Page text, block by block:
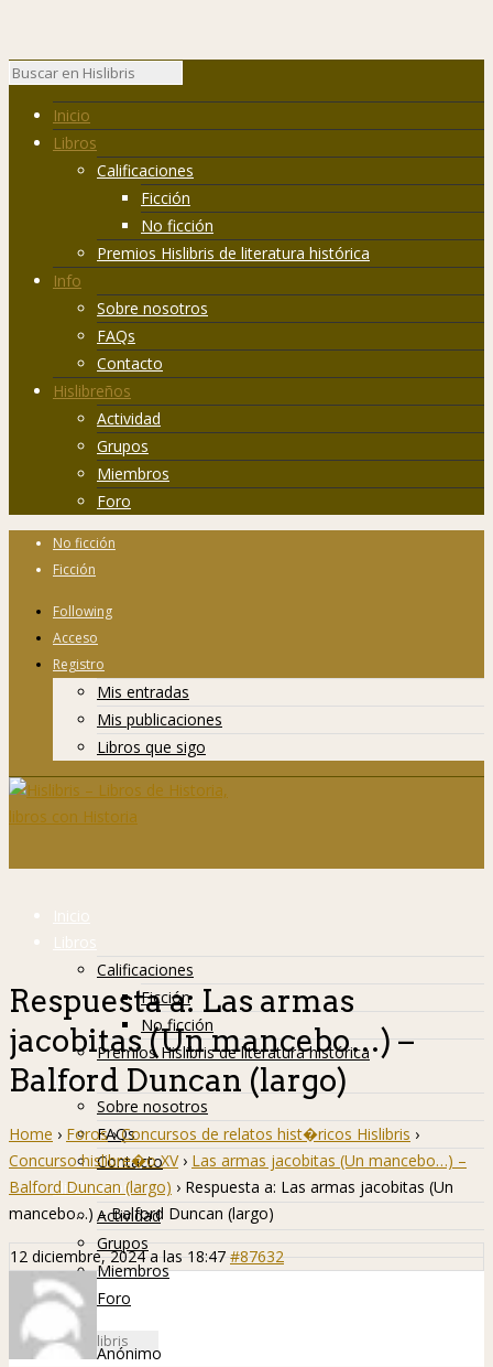
Inicio
Libros
Calificaciones
Ficción
No ficción
Premios Hislibris de literatura histórica
Info
Sobre nosotros
FAQs
Contacto
Hislibreños
Actividad
Grupos
Miembros
Foro
No ficción
Ficción
Following
Acceso
Registro
Mis entradas
Mis publicaciones
Libros que sigo
Inicio
Libros
Calificaciones
Ficción
No ficción
Premios Hislibris de literatura histórica
Info
Sobre nosotros
FAQs
Contacto
Hislibreños
Actividad
Grupos
Miembros
Foro
Respuesta a: Las armas
jacobitas (Un mancebo…) –
Balford Duncan (largo)
Home › Foros › Concursos de relatos hist�ricos Hislibris ›
Concurso hislibre�o XV › Las armas jacobitas (Un mancebo…) –
Balford Duncan (largo) › Respuesta a: Las armas jacobitas (Un
mancebo…) – Balford Duncan (largo)
12 diciembre, 2024 a las 18:47 #87632
Anónimo